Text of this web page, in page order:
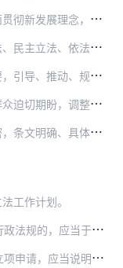
社会公平正义，优化法治化营商环境，服务高质量发展和…
统性、整体性、协同性、时效性。
规范、保障相关改革。
当快速响应，优化工作方式，加快相关立法工作。
准确、简洁，具有可操作性。
工作计划。
法工作计划前，向国务院报请立项。
所要解决的主要问题、拟确立的主要制度及预期实施效果、有关…